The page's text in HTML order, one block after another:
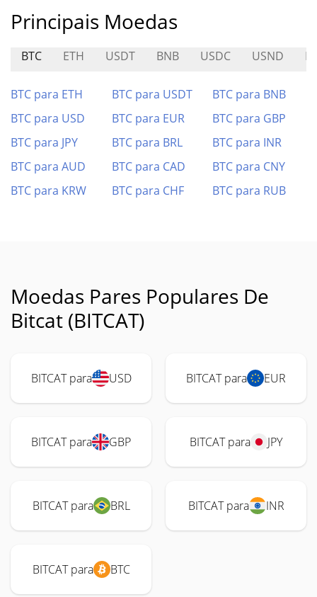
Principais Moedas
BTC ETH USDT BNB USDC USND
BTC para ETH BTC para USDT
BTC para BNB
BTC para USD
BTC para EUR
BTC para GBP
BTC para JPY
BTC para BRL
BTC para INR
BTC para AUD
BTC para CAD
BTC para CNY
BTC para KRW
BTC para CHF BTC para RUB
Moedas Pares Populares De
Bitcat (BITCAT)
BITCAT para USD BITCAT para EUR
BITCAT para GBP BITCAT para JPY
BITCAT para BRL BITCAT para INR
BITCAT para BTC